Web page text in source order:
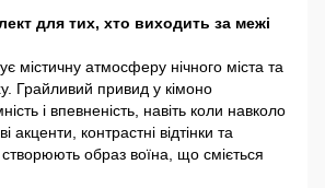
для тих, хто виходить за межі
містичну атмосферу нічного міста та
Грайливий привид у кімоно
і впевненість, навіть коли навколо
акценти, контрастні відтінки та
створюють образ воїна, що сміється